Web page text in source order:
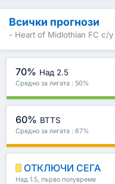
Всички прогнози
- Heart of Midlothian FC с/
70% Над 2.5
Средно за лигата : 50%
60% BTTS
Средно за лигата : 67%
ОТКЛЮЧИ СЕГА
Над 1.5, първо полувреме